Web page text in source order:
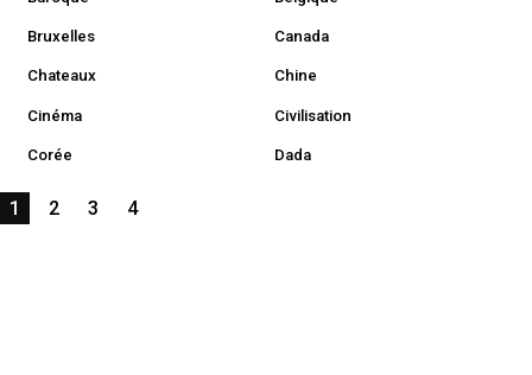
Bruxelles Canada
Chateaux Chine
Cinéma Civilisation
Corée Dada
1 2 3 4